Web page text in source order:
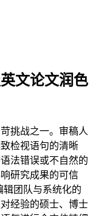
文论文润色
挑战之一。审稿人
检视语句的清晰
法错误或不自然的
研究成果的可信
辑团队与系统化的
经验的硕士、博士